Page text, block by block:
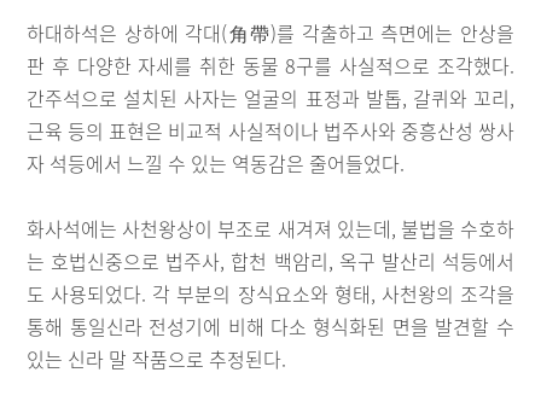
하대하석은 상하에 각대(角帶)를 각출하고 측면에는 안상을
판 후 다양한 자세를 취한 동물 8구를 사실적으로 조각했다.
간주석으로 설치된 사자는 얼굴의 표정과 발톱, 갈퀴와 꼬리,
근육 등의 표현은 비교적 사실적이나 법주사와 중흥산성 쌍사
자 석등에서 느낄 수 있는 역동감은 줄어들었다.
화사석에는 사천왕상이 부조로 새겨져 있는데, 불법을 수호하
는 호법신중으로 법주사, 합천 백암리, 옥구 발산리 석등에서
도 사용되었다. 각 부분의 장식요소와 형태, 사천왕의 조각을
통해 통일신라 전성기에 비해 다소 형식화된 면을 발견할 수
있는 신라 말 작품으로 추정된다.